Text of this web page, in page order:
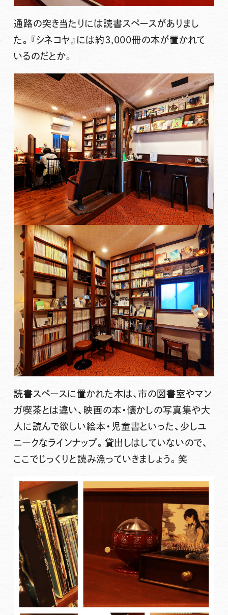
通路の突き当たりには読書スペースがありまし
た。『シネコヤ』には約3,000冊の本が置かれて
いるのだとか。
読書スペースに置かれた本は、市の図書室やマン
ガ喫茶とは違い、映画の本・懐かしの写真集や大
人に読んで欲しい絵本・児童書といった、少しユ
ニークなラインナップ。貸出しはしていないので、
ここでじっくりと読み漁っていきましょう。笑